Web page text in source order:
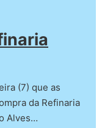
(7) que as
da Refinaria
Alves…